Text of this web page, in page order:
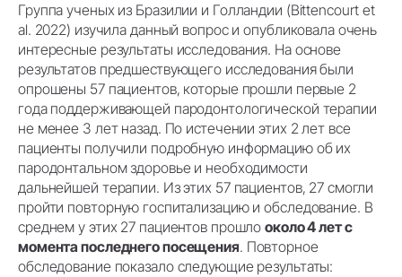
Группа ученых из Бразилии и Голландии (Bittencourt et
al. 2022) изучила данный вопрос и опубликовала очень
интересные результаты исследования. На основе
результатов предшествующего исследования были
опрошены 57 пациентов, которые прошли первые 2
года поддерживающей пародонтологической терапии
не менее 3 лет назад. По истечении этих 2 лет все
пациенты получили подробную информацию об их
пародонтальном здоровье и необходимости
дальнейшей терапии. Из этих 57 пациентов, 27 смогли
пройти повторную госпитализацию и обследование. В
среднем у этих 27 пациентов прошлооколо 4 лет с
момента последнего посещения. Повторное
обследование показало следующие результаты: